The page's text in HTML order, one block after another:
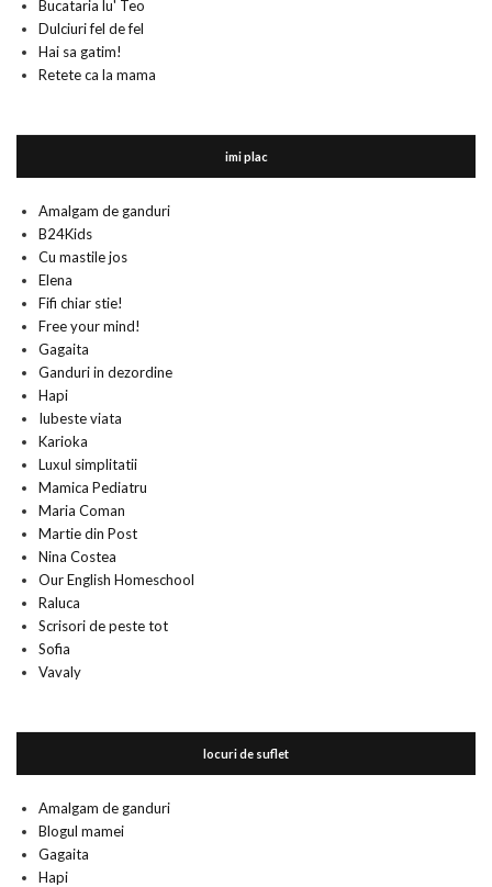
Bucataria lu' Teo
Dulciuri fel de fel
Hai sa gatim!
Retete ca la mama
imi plac
Amalgam de ganduri
B24Kids
Cu mastile jos
Elena
Fifi chiar stie!
Free your mind!
Gagaita
Ganduri in dezordine
Hapi
Iubeste viata
Karioka
Luxul simplitatii
Mamica Pediatru
Maria Coman
Martie din Post
Nina Costea
Our English Homeschool
Raluca
Scrisori de peste tot
Sofia
Vavaly
locuri de suflet
Amalgam de ganduri
Blogul mamei
Gagaita
Hapi